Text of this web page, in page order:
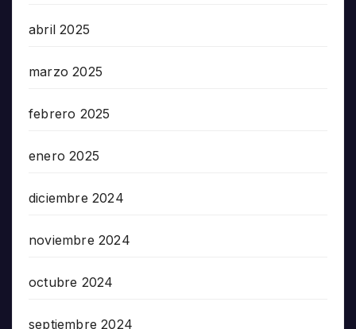
abril 2025
marzo 2025
febrero 2025
enero 2025
diciembre 2024
noviembre 2024
octubre 2024
septiembre 2024